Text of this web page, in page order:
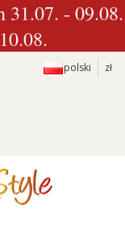
31.07. - 09.08.
polski zł